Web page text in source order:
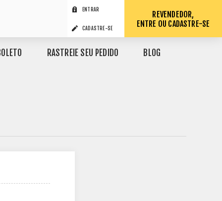
ENTRAR
CADASTRE-SE
REVENDEDOR,
ENTRE OU CADASTRE-SE
RASTREIE SEU PEDIDO BLOG